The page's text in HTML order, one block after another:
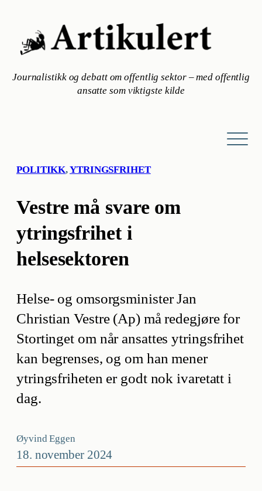
innhold
Journalistikk og debatt om offentlig sektor – med offentlig
ansatte som viktigste kilde
POLITIKK, YTRINGSFRIHET
Vestre må svare om
ytringsfrihet i
helsesektoren
Helse- og omsorgsminister Jan
Christian Vestre (Ap) må redegjøre for
Stortinget om når ansattes ytringsfrihet
kan begrenses, og om han mener
ytringsfriheten er godt nok ivaretatt i
dag.
Øyvind Eggen
18. november 2024